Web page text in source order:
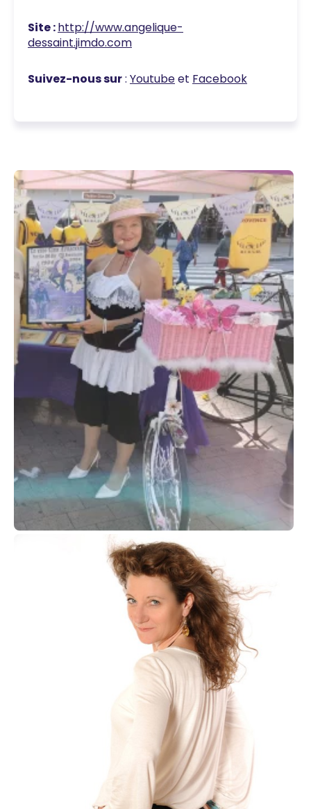
Site :http://www.angelique-
dessaint.jimdo.com
Suivez-nous sur: Youtubeet Facebook